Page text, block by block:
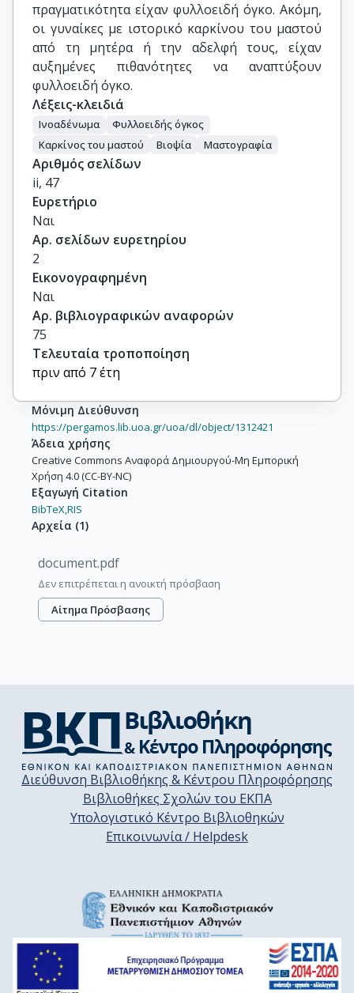
πραγματικότητα είχαν φυλλοειδή όγκο. Ακόμη,
οι γυναίκες με ιστορικό καρκίνου του μαστού
από τη μητέρα ή την αδελφή τους, είχαν
αυξημένες πιθανότητες να αναπτύξουν
φυλλοειδή όγκο.
Λέξεις-κλειδιά
Ινοαδένωμα
Φυλλοειδής όγκος
Καρκίνος του μαστού
Βιοψία Μαστογραφία
Αριθμός σελίδων
ii, 47
Ευρετήριο
Ναι
Αρ. σελίδων ευρετηρίου
2
Εικονογραφημένη
Ναι
Αρ. βιβλιογραφικών αναφορών
75
Τελευταία τροποποίηση
πριν από 7 έτη
Μόνιμη Διεύθυνση
https://pergamos.lib.uoa.gr/uoa/dl/object/1312421
Άδεια χρήσης
Creative Commons Αναφορά Δημιουργού-Μη Εμπορική
Χρήση 4.0 (CC-BY-NC)
Εξαγωγή Citation
BibTeX,RIS
Αρχεία (1)
document.pdf
Δεν επιτρέπεται η ανοικτή πρόσβαση
Αίτημα Πρόσβασης
Διεύθυνση Βιβλιοθήκης & Κέντρου Πληροφόρησης
Βιβλιοθήκες Σχολών του ΕΚΠΑ
Υπολογιστικό Κέντρο Βιβλιοθηκών
Επικοινωνία / Helpdesk